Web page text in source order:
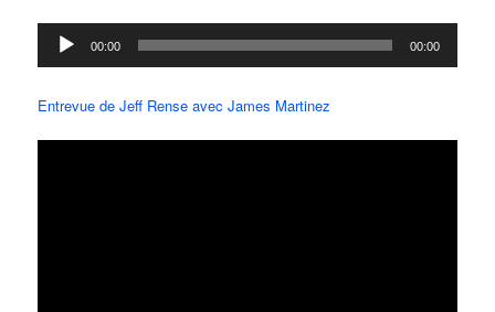
Lecteur
audio
00:00 00:00
Entrevue de Jeff Rense avec James Martinez